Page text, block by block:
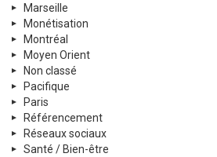
Marseille
Monétisation
Montréal
Moyen Orient
Non classé
Pacifique
Paris
Référencement
Réseaux sociaux
Santé / Bien-être